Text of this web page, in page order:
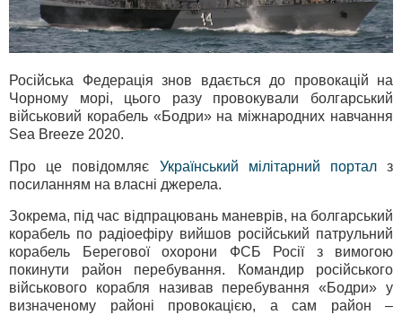
Російська Федерація знов вдається до провокацій на
Чорному морі, цього разу провокували болгарський
військовий корабель «Бодри» на міжнародних навчання
Sea Breeze 2020.
Про це повідомляє Український мілітарний порталз
посиланням на власні джерела.
Зокрема, під час відпрацювань маневрів, на болгарський
корабель по радіоефіру вийшов російський патрульний
корабель Берегової охорони ФСБ Росії з вимогою
покинути район перебування. Командир російського
військового корабля називав перебування «Бодри» у
визначеному районі провокацією, а сам район –